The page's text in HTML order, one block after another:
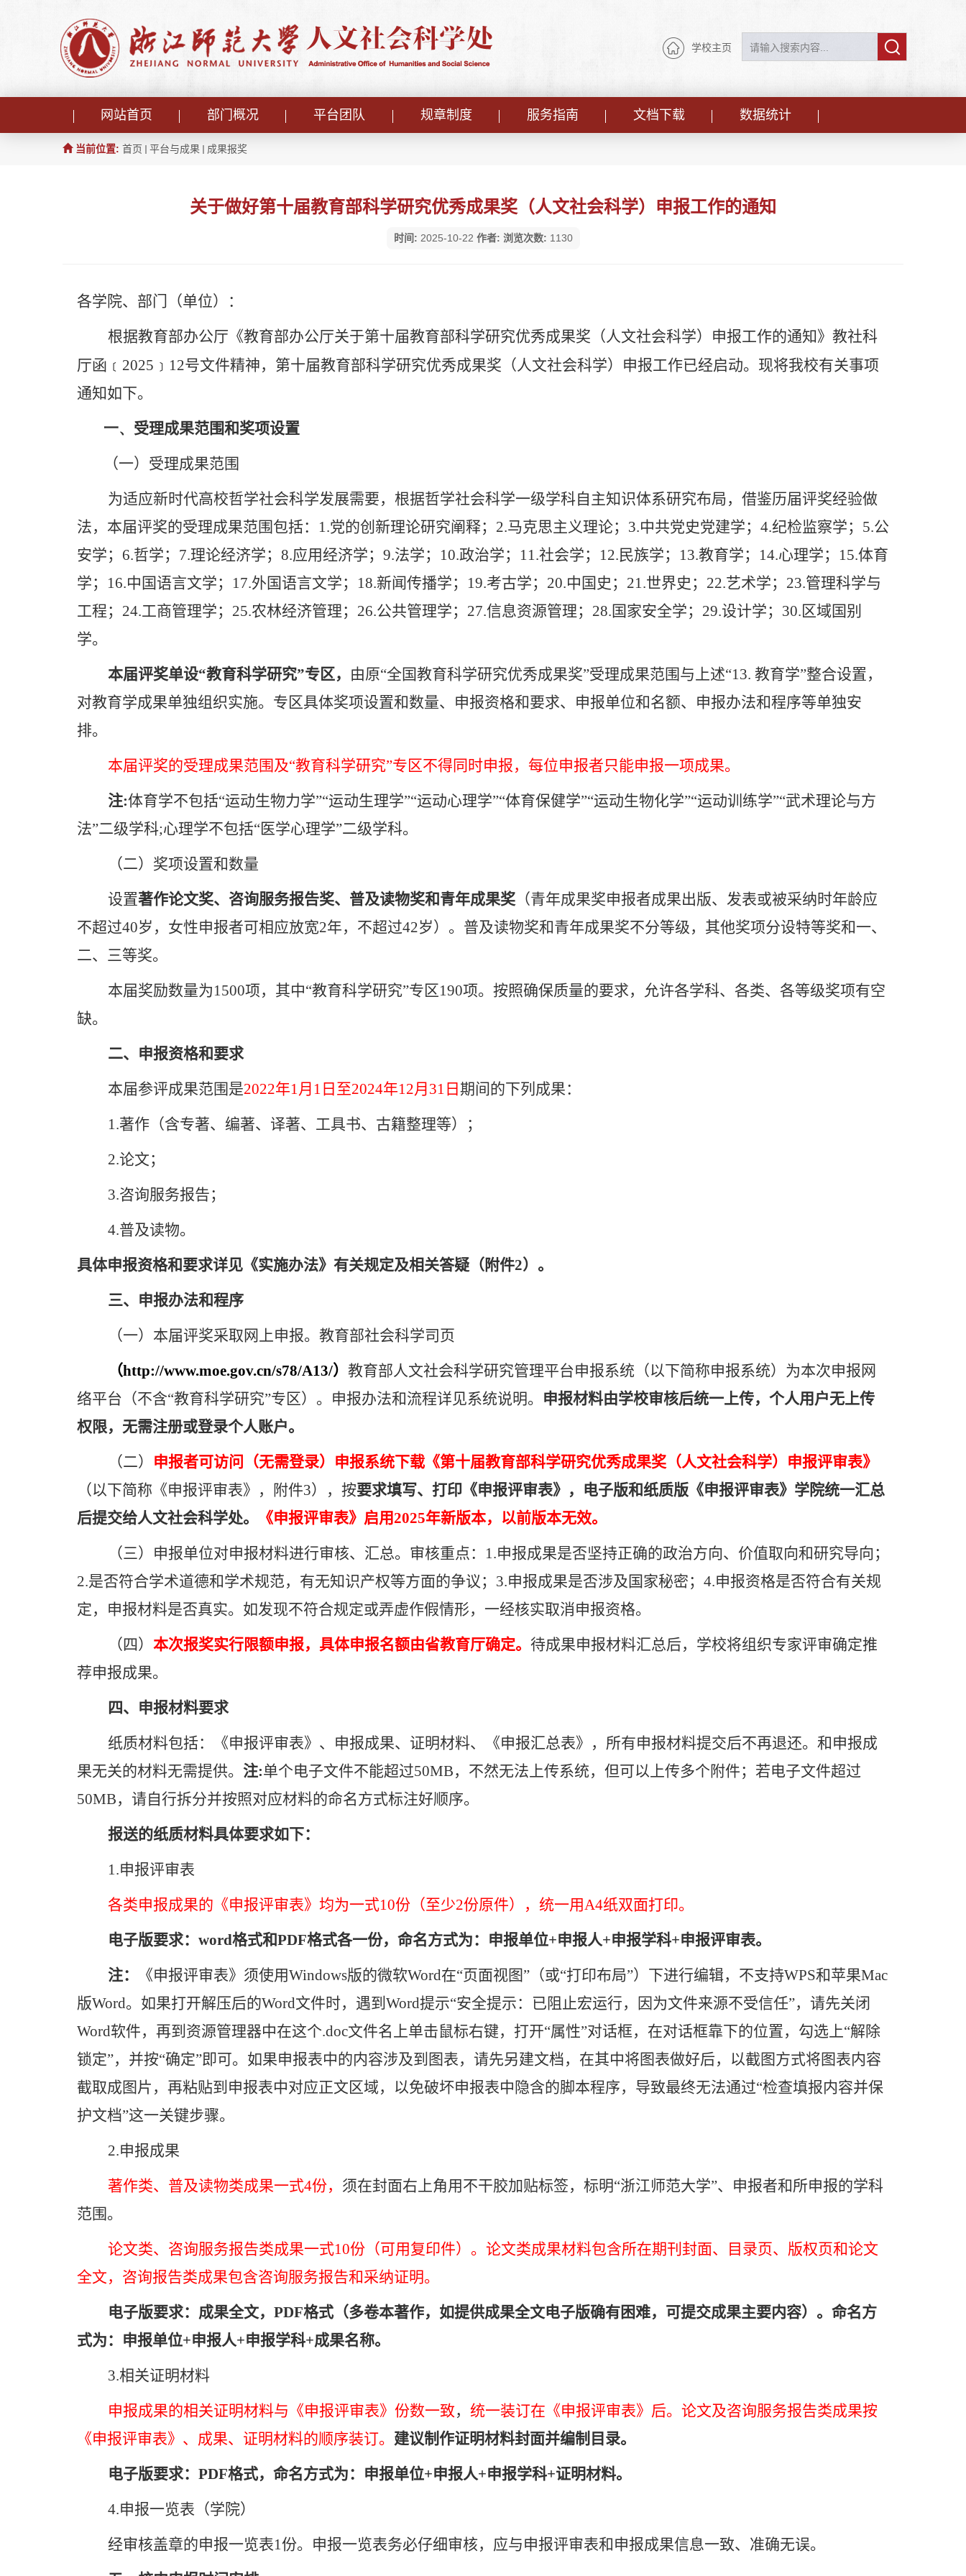
学校主页
网站首页 部门概况 平台团队 规章制度 服务指南 文档下载 数据统计
当前位置: 首页 平台与成果 成果报奖
关于做好第十届教育部科学研究优秀成果奖（人文社会科学）申报工作的通知
时间: 2025-10-22 作者: 浏览次数: 1130
各学院、部门（单位） ：
根据教育部办公厅《教育部办公厅关于第十届教育部科学研究优秀成果奖（人文社会科学）申报工作的通知》教社科
厅函 ﹝ 2025 ﹞ 12号文件精神，第十届教育部科学研究优秀成果奖（人文社会科学）申报工作已经启动。现将我校有关事项
通知如下。
一、 受理成果范围和奖项设置
（一）受理成果范围
为适应新时代高校哲学社会科学发展需要，根据哲学社会科学一级学科自主知识体系研究布局，借鉴历届评奖经验做
法，本届评奖的受理成果范围包括： 1.党的创新理论研究阐释； 2.马克思主义理论； 3.中共党史党建学； 4.纪检监察学； 5.公
安学； 6.哲学； 7.理论经济学； 8.应用经济学； 9.法学； 10.政治学； 11.社会学； 12. 民族学； 13.教育学； 14.心理学； 15.体育
学； 16.中国语言文学； 17.外国语言文学； 18.新闻传播学； 19.考古学； 20.中国史； 21.世界史； 22.艺术学； 23.管理科学与
工程； 24.工商管理学； 25.农林经济管理； 26.公共管理学； 27.信息资源管理； 28.国家安全学； 29.设计学； 30.区域国别
学。
本届评奖单设“教育科学研究”专区， 由原“全国教育科学研究优秀成果奖”受理成果范围与上述“13. 教育学”整合设置，
对教育学成果单独组织实施。专区具体奖项设置和数量、申报资格和要求、申报单位和名额、申报办法和程序等单独安
排。
本届评奖的受理成果范围及“教育科学研究”专区不得同时申报，每位申报者只能申报一项成果。
注:体育学不包括“运动生物力学”“运动生理学”“运动心理学”“体育保健学”“运动生物化学”“运动训练学”“武术理论与方
法”二级学科;心理学不包括“医学心理学”二级学科。
（二）奖项设置和数量
设置著作论文奖、咨询服务报告奖、普及读物奖和青年成果奖 （青年成果奖申报者成果出版、发表或被采纳时年龄应
不超过40岁，女性申报者可相应放宽2年，不超过42岁）。普及读物奖和青年成果奖不分等级，其他奖项分设特等奖和一、
二、三等奖。
本届奖励数量为1500项，其中“教育科学研究”专区190项。按照确保质量的要求，允许各学科、各类、各等级奖项有空
缺。
二、申报资格和要求
本届参评成果范围是2022年1月 1 日至2024年12月 31 日 期间的下列成果：
1.著作（含专著、编著、译著、工具书、古籍整理等）；
2.论文；
3.咨询服务报告；
4.普及读物。
具体申报资格和要求详见《实施办法》有关规定及相关答疑（附件2）。
三、申报办法和程序
（一）本届评奖采取网上申报。教育部社会科学司页
（http://www.moe.gov.cn/s78/A13/） 教育部人文社会科学研究管理平台申报系统（以下简称申报系统）为本次申报网
络平台（不含“教育科学研究”专区）。申报办法和流程详见系统说明。 申报材料由学校审核后统一上传，个人用户无上传
权限，无需注册或登录个人账户。
（二） 申报者可访问（无需登录）申报系统下载《第十届教育部科学研究优秀成果奖（人文社会科学）申报评审表》
（以下简称《申报评审表》，附件3），按要求填写、打印 《申报评审表》 ，电子版和纸质版《申报评审表》学院统一汇总
后提交给人文社会科学处。
《申报评审表》启用2025年新版本，以前版本无效。
（三）申报单位对申报材料进行审核、汇总。审核重点： 1.申报成果是否坚持正确的政治方向、价值取向和研究导向；
2.是否符合学术道德和学术规范，有无知识产权等方面的争议； 3.申报成果是否涉及国家秘密； 4.申报资格是否符合有关规
定，申报材料是否真实。如发现不符合规定或弄虚作假情形，一经核实取消申报资格。
（四） 本次报奖实行限额申报，具体申报名额由省教育厅确定。 待成果申报材料汇总后，学校将组织专家评审确定推
荐申报成果。
四、申报材料要求
纸质材料包括：《申报评审表》、申报成果、证明材料、《申报汇总表》，所有申报材料提交后不再退还。和申报成
果无关的材料无需提供。 注:单个电子文件不能超过50MB，不然无法上传系统，但可以上传多个附件；若电子文件超过
50MB，请自行拆分并按照对应材料的命名方式标注好顺序。
报送的纸质材料具体要求如下：
1.申报评审表
各类申报成果的《申报评审表》均为一式10份（至少2份原件），统一用A4纸双面打印。
电子版要求： word格式和PDF格式各一份，命名方式为： 申报单位+申报人+申报学科+申报评审表。
注： 《申报评审表》须使用Windows版的微软Word在“页面视图”（或“打印布局”）下进行编辑，不支持WPS和苹果Mac
版Word。如果打开解压后的Word文件时，遇到 Word提示“安全提示：已阻止宏运行，因为文件来源不受信任”，请先关闭
Word软件，再到资源管理器中在这个.doc文件名上单击鼠标右键，打开“属性”对话框，在对话框靠下的位置，勾选上“解除
锁定”，并按“确定”即可。如果申报表中的内容涉及到图表，请先另建文档，在其中将图表做好后，以截图方式将图表内容
截取成图片，再粘贴到申报表中对应正文区域，以免破坏申报表中隐含的脚本程序，导致最终无法通过“检查填报内容并保
护文档”这一关键步骤。
2.申报成果
著作类、普及读物类成果一式4份， 须在封面右上角用不干胶加贴标签，标明“浙江师范大学”、申报者和所申报的学科
范围。
论文类、 咨询服务报告类成果一式10份（可用复印件）。论文类成果材料包含所在期刊封面、目录页、版权页和论文
全文，咨询报告类成果包含咨询服务报告和采纳证明。
电子版要求：成果全文， PDF格式（多卷本著作，如提供成果全文电子版确有困难，可提交成果主要内容）。命名方
式为： 申报单位+申报人+申报学科+成果名称。
3.相关证明材料
申报成果的相关证明材料与《申报评审表》份数一致， 统一装订在《申报评审表》后。论文及咨询服务报告类成果按
《申报评审表》、成果、证明材料的顺序装订。 建议制作证明材料封面并编制目录。
电子版要求： PDF格式，命名方式为： 申报单位+申报人+申报学科+证明材料。
4.申报一览表（学院）
经审核盖章的申报一览表1份。申报一览表务必仔细审核，应与申报评审表和申报成果信息一致、准确无误。